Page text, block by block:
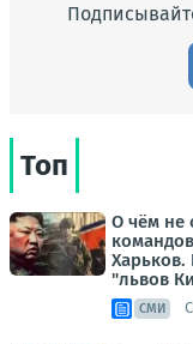
Топ
О чём не
Харьков.
"львов
СМИ